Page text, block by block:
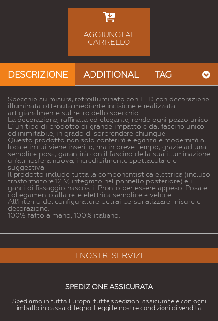
AGGIUNGI AL
CARRELLO
DESCRIZIONE ADDITIONAL TAG
Specchio su misura, retroilluminato con LED con decorazione
illuminata ottenuta mediante incisione e realizzata
artigianalmente sul retro dello specchio.
La decorazione, raffinata ed elegante, rende ogni pezzo unico.
E' un tipo di prodotto di grande impatto e dal fascino unico
ed inimitabile, in grado di sorprendere chiunque.
Questo prodotto non solo conferirà eleganza e modernità al
locale in cui viene inserito, ma in breve tempo, grazie ad una
semplice posa, garantirà con il fascino della sua illuminazione
un'atmosfera nuova, incredibilmente spettacolare e
suggestiva.
Il prodotto include tutta la componentistica elettrica (incluso
trasformatore 12 V, integrato nel pannello posteriore) e i
ganci di fissaggio nascosti. Pronto per essere appeso. Posa e
collegamento alla rete elettrica semplice e veloce.
All'interno del configuratore potrai personalizzare misure e
decorazione.
100% fatto a mano, 100% italiano.
I NOSTRI SERVIZI
SPEDIZIONE ASSICURATA
Spediamo in tutta Europa, tutte spedizioni assicurate e con ogni
imballo in cassa di legno. Leggi le nostre condizioni di vendita